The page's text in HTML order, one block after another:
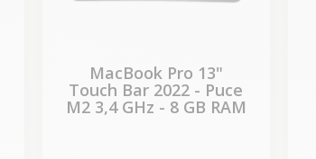
MacBook Pro 13"
Touch Bar 2022 - Puce
M2 3,4 GHz - 8 GB RAM